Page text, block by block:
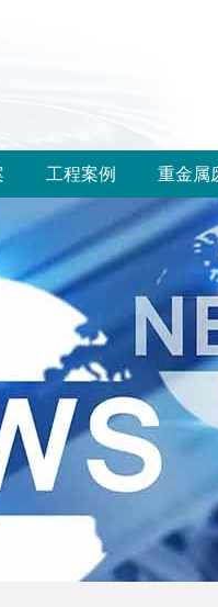
工程案例 重金属